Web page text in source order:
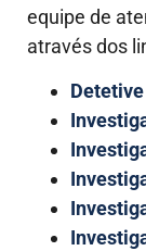
equipe de
através dos